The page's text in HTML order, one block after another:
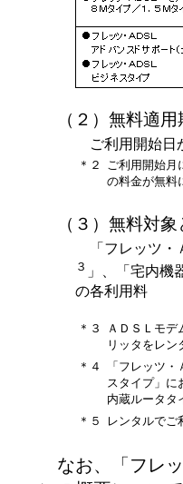
（２）無料適用
ご利用開始日
＊２
ご利用開始月
の料金が無料
（３）無料対
「フレッツ・
３ 」、「宅内機
の各利用料
＊３
ＡＤＳＬモ
リッタをレン
＊４
「フレッツ
スタイプ」に
内蔵ルータタ
＊５
レンタルでご
なお、「フレ